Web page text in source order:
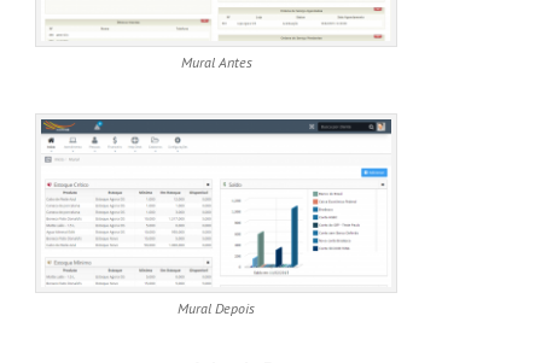
Mural Antes
Mural Depois